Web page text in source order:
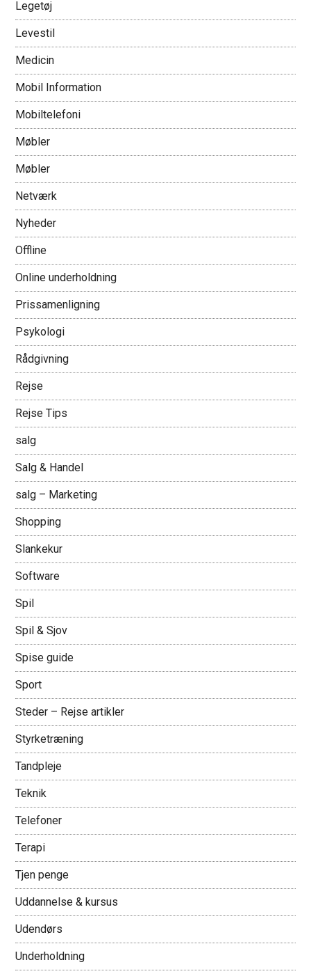
Legetøj
Levestil
Medicin
Mobil Information
Mobiltelefoni
Møbler
Møbler
Netværk
Nyheder
Offline
Online underholdning
Prissamenligning
Psykologi
Rådgivning
Rejse
Rejse Tips
salg
Salg & Handel
salg – Marketing
Shopping
Slankekur
Software
Spil
Spil & Sjov
Spise guide
Sport
Steder – Rejse artikler
Styrketræning
Tandpleje
Teknik
Telefoner
Terapi
Tjen penge
Uddannelse & kursus
Udendørs
Underholdning